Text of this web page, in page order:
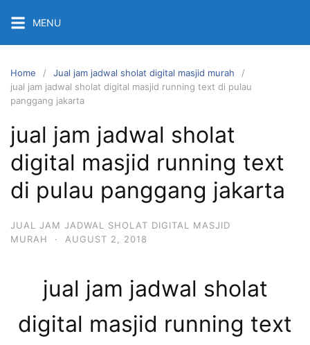
content
MENU
Home
Jual jam jadwal sholat digital masjid murah
jual jam jadwal sholat digital masjid running text di pulau
panggang jakarta
jual jam jadwal sholat
digital masjid running text
di pulau panggang jakarta
JUAL JAM JADWAL SHOLAT DIGITAL MASJID
MURAH
· AUGUST 2, 2018
jual jam jadwal sholat
digital masjid running text